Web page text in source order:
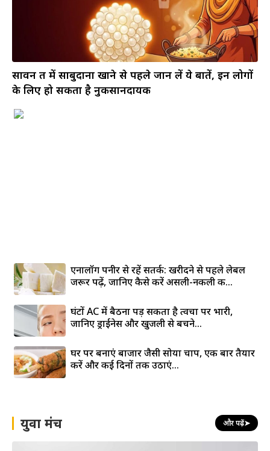
सावन व्रत में साबुदाना खाने से पहले जान लें ये बातें, इन लोगों
के लिए हो सकता है नुकसानदायक
एनालॉग पनीर से रहें सतर्क: खरीदने से पहले लेबल
जरूर पढ़ें, जानिए कैसे करें असली-नकली की...
घंटों AC में बैठना पड़ सकता है त्वचा पर भारी,
जानिए ड्राईनेस और खुजली से बचने...
घर पर बनाएं बाजार जैसी सोया चाप, एक बार तैयार
करें और कई दिनों तक उठाएं...
युवा मंच और पढ़ें➤